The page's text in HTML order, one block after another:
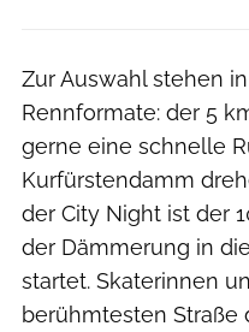
Zur Auswahl stehen
Rennformate: der 5
gerne eine schnelle
Kurfürstendamm
der City Night ist der
der Dämmerung in
startet. Skaterinnen
berühmtesten Straße